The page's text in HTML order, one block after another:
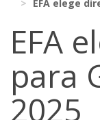
EFA elege
EFA
para
2025